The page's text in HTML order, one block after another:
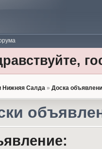
Нижняя Салда» Доска